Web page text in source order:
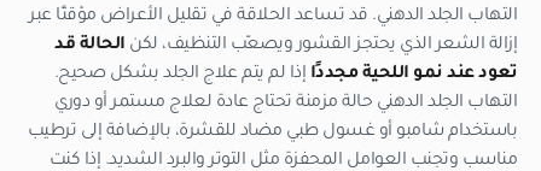
التهاب الجلد الدهني. قد تساعد الحلاقة في تقليل الأعراض مؤقتًا عبر
إزالة الشعر الذي يحتجز القشور ويصعّب التنظيف، لكن الحالة قد
تعود عند نمو اللحية مجددًا إذا لم يتم علاج الجلد بشكل صحيح.
التهاب الجلد الدهني حالة مزمنة تحتاج عادة لعلاج مستمر أو دوري
باستخدام شامبو أو غسول طبي مضاد للقشرة، بالإضافة إلى ترطيب
مناسب وتجنب العوامل المحفزة مثل التوتر والبرد الشديد. إذا كنت